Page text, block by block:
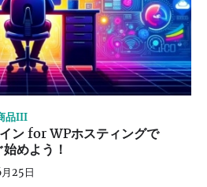
品III
ン for WPホスティングで
めよう！
25日